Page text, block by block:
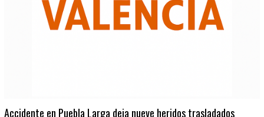
Accidente en Puebla Larga deja nueve heridos trasladados